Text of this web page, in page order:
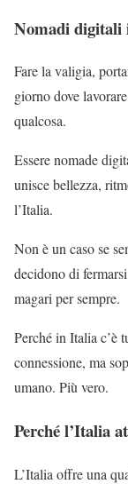
Nomadi
Fare la valigia,
giorno dove
qualcosa.
Essere nomade
unisce bellezza,
l’Italia.
Non è un caso se
decidono di
magari per sempre.
Perché in Italia c’è
connessione, ma
umano. Più vero.
Perché l’Italia
L’Italia offre una